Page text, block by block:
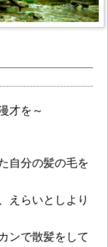
才を～
自分の髪の毛を
えらいとしより
ンで散髪をして